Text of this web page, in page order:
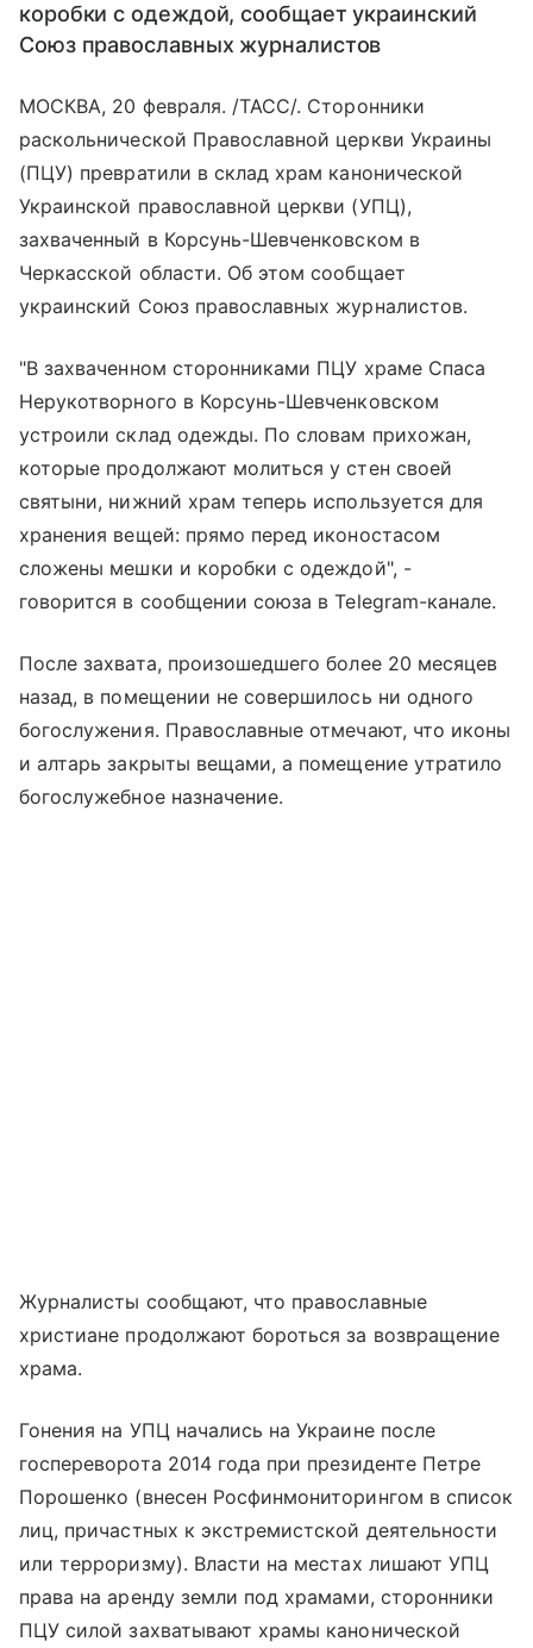
коробки с одеждой, сообщает украинский
Союз православных журналистов
МОСКВА, 20 февраля. /ТАСС/. Сторонники
раскольнической Православной церкви Украины
(ПЦУ) превратили в склад храм канонической
Украинской православной церкви (УПЦ),
захваченный в Корсунь-Шевченковском в
Черкасской области. Об этом сообщает
украинский Союз православных журналистов.
"В захваченном сторонниками ПЦУ храме Спаса
Нерукотворного в Корсунь-Шевченковском
устроили склад одежды. По словам прихожан,
которые продолжают молиться у стен своей
святыни, нижний храм теперь используется для
хранения вещей: прямо перед иконостасом
сложены мешки и коробки с одеждой", -
говорится в сообщении союза в Telegram-канале.
После захвата, произошедшего более 20 месяцев
назад, в помещении не совершилось ни одного
богослужения. Православные отмечают, что иконы
и алтарь закрыты вещами, а помещение утратило
богослужебное назначение.
Журналисты сообщают, что православные
христиане продолжают бороться за возвращение
храма.
Гонения на УПЦ начались на Украине после
госпереворота 2014 года при президенте Петре
Порошенко (внесен Росфинмониторингом в список
лиц, причастных к экстремистской деятельности
или терроризму). Власти на местах лишают УПЦ
права на аренду земли под храмами, сторонники
ПЦУ силой захватывают храмы канонической